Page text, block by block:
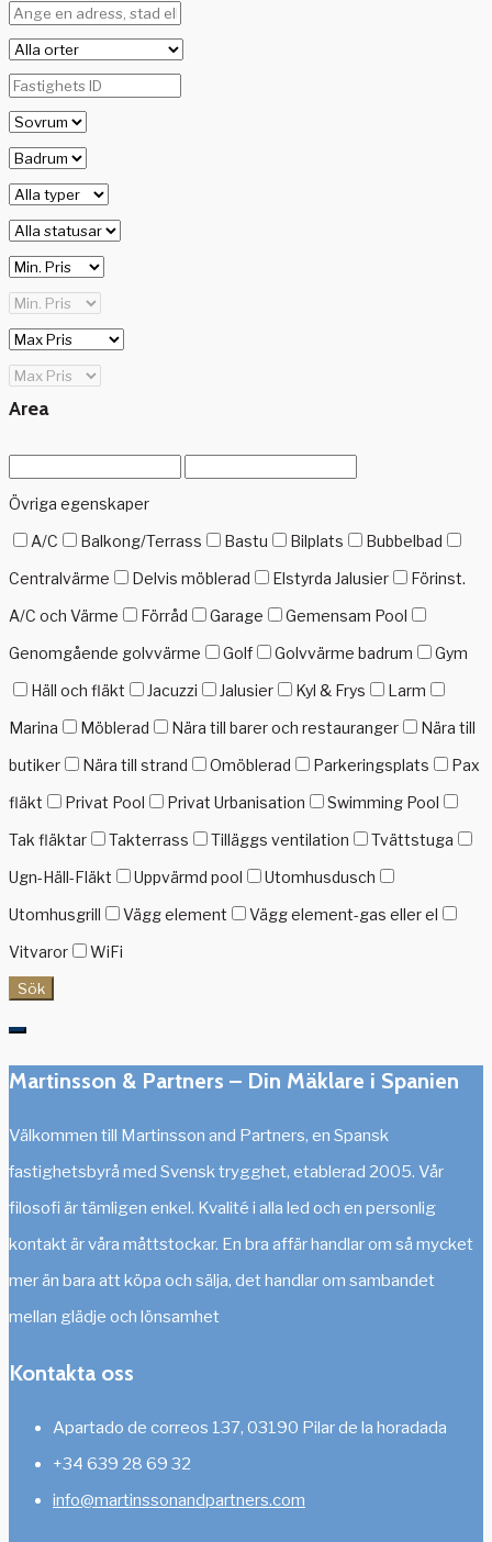
Area
Övriga egenskaper
A/C
Balkong/Terrass Bastu Bilplats
Bubbelbad
Centralvärme
Delvis möblerad Elstyrda Jalusier
Förinst.
A/C och Värme
Förråd Garage
Gemensam Pool
Genomgående golvvärme
Golf Golvvärme badrum
Gym
Häll och fläkt
Jacuzzi Jalusier Kyl & Frys
Larm
Marina
Möblerad Nära till barer och restauranger
Nära till
butiker
Nära till strand Omöblerad Parkeringsplats
Pax
fläkt
Privat Pool Privat Urbanisation
Swimming Pool
Tak fläktar
Takterrass Tilläggs ventilation
Tvättstuga
Ugn-Häll-Fläkt
Uppvärmd pool
Utomhusdusch
Utomhusgrill
Vägg element
Vägg element-gas eller el
Vitvaror
WiFi
Sök
Martinsson & Partners – Din Mäklare i Spanien
Välkommen till Martinsson and Partners, en Spansk
fastighetsbyrå med Svensk trygghet, etablerad 2005. Vår
filosofi är tämligen enkel. Kvalité i alla led och en personlig
kontakt är våra måttstockar. En bra affär handlar om så mycket
mer än bara att köpa och sälja, det handlar om sambandet
mellan glädje och lönsamhet
Kontakta oss
Apartado de correos 137, 03190 Pilar de la horadada
+34 639 28 69 32
info@martinssonandpartners.com